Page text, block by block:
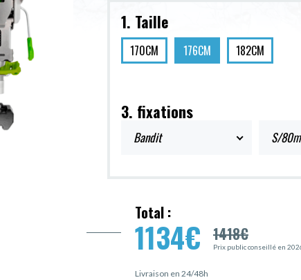
1. Taille
170CM 176CM 182CM
3. fixations
Bandit S/
Total :
1134€ 1418€
Prix public conseillé en
Livraison en 24/48h